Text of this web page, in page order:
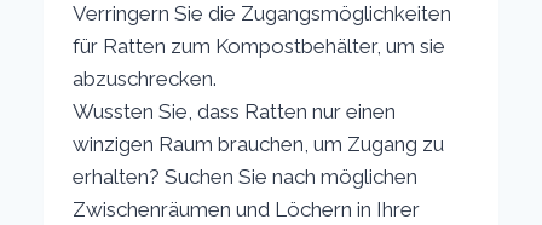
Verringern Sie die Zugangsmöglichkeiten
für Ratten zum Kompostbehälter, um sie
abzuschrecken.
Wussten Sie, dass Ratten nur einen
winzigen Raum brauchen, um Zugang zu
erhalten? Suchen Sie nach möglichen
Zwischenräumen und Löchern in Ihrer